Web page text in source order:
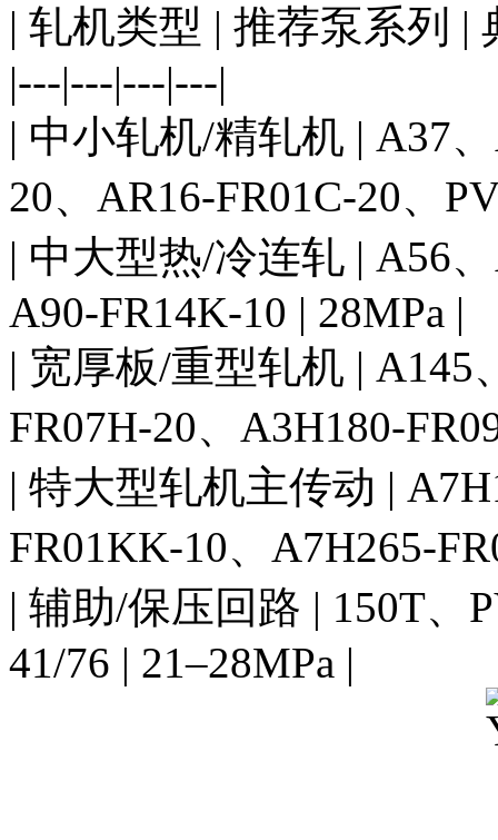
| 轧机类型 | 推荐泵系列 |
|---|---|---|---|
| 中小轧机/精轧机 | A37
20、AR16-FR01C-20、
| 中大型热/冷连轧 | A56
A90-FR14K-10 | 28MPa |
| 宽厚板/重型轧机 | A145
FR07H-20、A3H180-
| 特大型轧机主传动 |
FR01KK-10、A7H265-
| 辅助/保压回路 | 150T、
41/76 | 21–28MPa |